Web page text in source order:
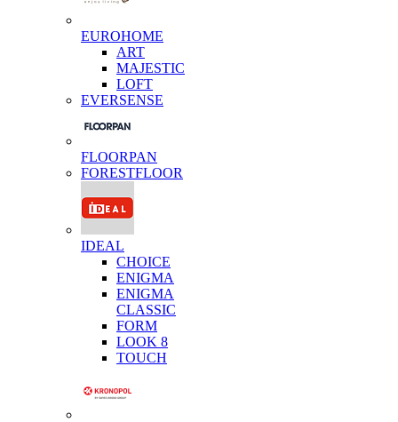
EUROHOME
ART
MAJESTIC
LOFT
EVERSENSE
FLOORPAN
FORESTFLOOR
IDEAL
CHOICE
ENIGMA
ENIGMA
CLASSIC
FORM
LOOK 8
TOUCH